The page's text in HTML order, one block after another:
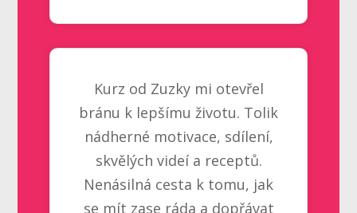
Kurz od Zuzky mi otevřel
bránu k lepšímu životu. Tolik
nádherné motivace, sdílení,
skvělých videí a receptů.
Nenásilná cesta k tomu, jak
se mít zase ráda a dopřávat